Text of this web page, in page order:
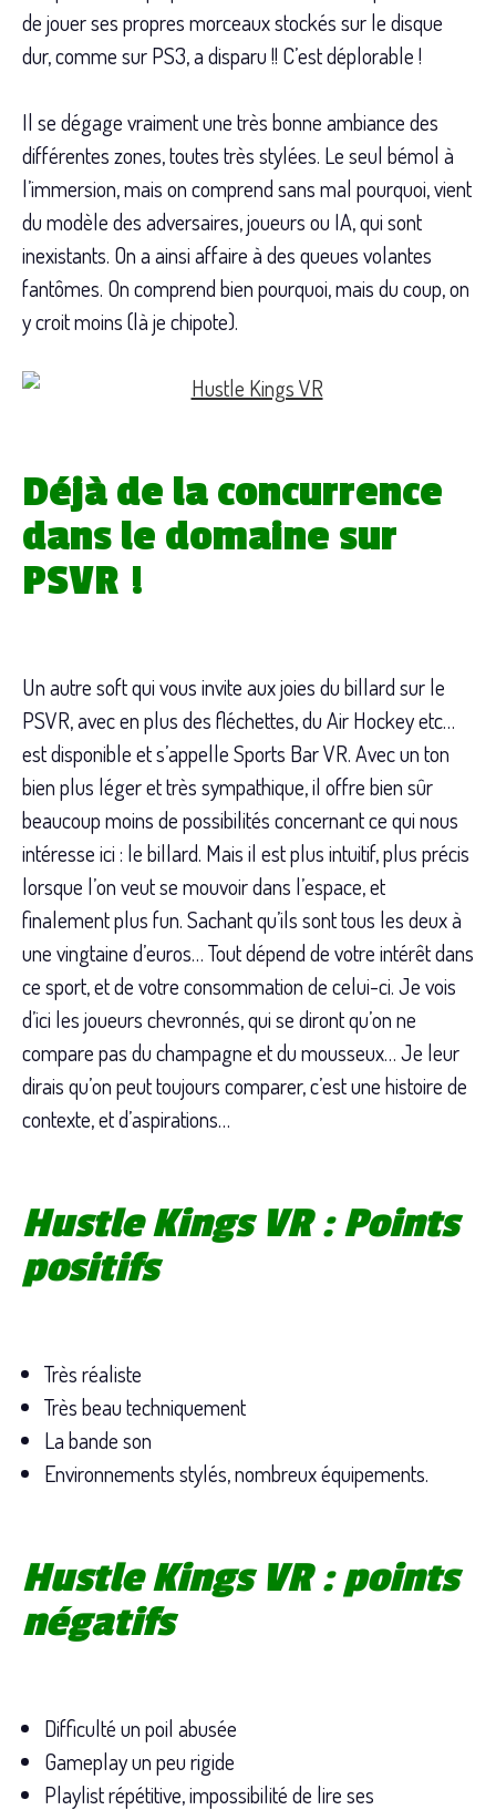
de jouer ses propres morceaux stockés sur le disque
dur, comme sur PS3, a disparu !! C’est déplorable !
Il se dégage vraiment une très bonne ambiance des
différentes zones, toutes très stylées. Le seul bémol à
l’immersion, mais on comprend sans mal pourquoi, vient
du modèle des adversaires, joueurs ou IA, qui sont
inexistants. On a ainsi affaire à des queues volantes
fantômes. On comprend bien pourquoi, mais du coup, on
y croit moins (là je chipote).
Déjà de la concurrence
dans le domaine sur
PSVR !
Un autre soft qui vous invite aux joies du billard sur le
PSVR, avec en plus des fléchettes, du Air Hockey etc…
est disponible et s’appelle Sports Bar VR. Avec un ton
bien plus léger et très sympathique, il offre bien sûr
beaucoup moins de possibilités concernant ce qui nous
intéresse ici : le billard. Mais il est plus intuitif, plus précis
lorsque l’on veut se mouvoir dans l’espace, et
finalement plus fun. Sachant qu’ils sont tous les deux à
une vingtaine d’euros… Tout dépend de votre intérêt dans
ce sport, et de votre consommation de celui-ci. Je vois
d’ici les joueurs chevronnés, qui se diront qu’on ne
compare pas du champagne et du mousseux… Je leur
dirais qu’on peut toujours comparer, c’est une histoire de
contexte, et d’aspirations…
Hustle Kings VR : Points
positifs
Très réaliste
Très beau techniquement
La bande son
Environnements stylés, nombreux équipements.
Hustle Kings VR : points
négatifs
Difficulté un poil abusée
Gameplay un peu rigide
Playlist répétitive, impossibilité de lire ses